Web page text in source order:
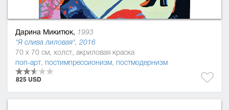
Дарина Микитюк, 1993
"Я слива лиловая", 2016
70 x 70 см, холст, акриловая краска
поп-арт, постимпрессионизм, постмодернизм
825 USD